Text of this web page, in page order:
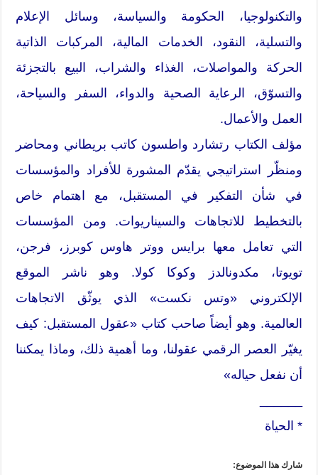
والتكنولوجيا، الحكومة والسياسة، وسائل الإعلام
والتسلية، النقود، الخدمات المالية، المركبات الذاتية
الحركة والمواصلات، الغذاء والشراب، البيع بالتجزئة
والتسوّق، الرعاية الصحية والدواء، السفر والسياحة،
العمل والأعمال.
مؤلف الكتاب رتشارد واطسون كاتب بريطاني ومحاضر
ومنظّر استراتيجي يقدّم المشورة للأفراد والمؤسسات
في شأن التفكير في المستقبل، مع اهتمام خاص
بالتخطيط للاتجاهات والسيناريوات. ومن المؤسسات
التي تعامل معها برايس ووتر هاوس كوبرز، فرجن،
تويوتا، مكدونالدز وكوكا كولا. وهو ناشر الموقع
الإلكتروني «وتس نكست» الذي يوثّق الاتجاهات
العالمية. وهو أيضاً صاحب كتاب «عقول المستقبل: كيف
يغيّر العصر الرقمي عقولنا، وما أهمية ذلك، وماذا يمكننا
أن نفعل حياله»
* الحياة
شارك هذا الموضوع: